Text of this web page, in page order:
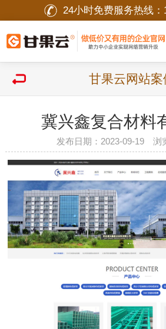
24小时免费服务热线：
甘果云网站案
冀兴鑫复合材料
发布日期：2023-09-19 浏